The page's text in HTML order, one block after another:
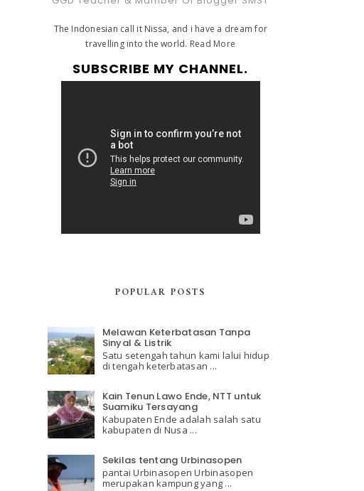
The Indonesian call it Nissa, and i have a dream for
travelling into the world. Read More
SUBSCRIBE MY CHANNEL.
POPULAR POSTS
Melawan Keterbatasan Tanpa
Sinyal & Listrik
Satu setengah tahun kami lalui hidup
di tengah keterbatasan ...
Kain Tenun Lawo Ende, NTT untuk
Suamiku Tersayang
Kabupaten Ende adalah salah satu
kabupaten di Nusa ...
Sekilas tentang Urbinasopen
pantai Urbinasopen Urbinasopen
merupakan kampung yang ...